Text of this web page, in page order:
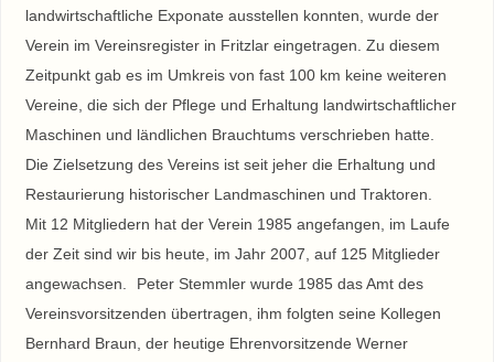
landwirtschaftliche Exponate ausstellen konnten, wurde der
Verein im Vereinsregister in Fritzlar eingetragen. Zu diesem
Zeitpunkt gab es im Umkreis von fast 100 km keine weiteren
Vereine, die sich der Pflege und Erhaltung landwirtschaftlicher
Maschinen und ländlichen Brauchtums verschrieben hatte.
Die Zielsetzung des Vereins ist seit jeher die Erhaltung und
Restaurierung historischer Landmaschinen und Traktoren.
Mit 12 Mitgliedern hat der Verein 1985 angefangen, im Laufe
der Zeit sind wir bis heute, im Jahr 2007, auf 125 Mitglieder
angewachsen. Peter Stemmler wurde 1985 das Amt des
Vereinsvorsitzenden übertragen, ihm folgten seine Kollegen
Bernhard Braun, der heutige Ehrenvorsitzende Werner